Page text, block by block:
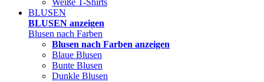
Weiße T-Shirts
BLUSEN
BLUSEN anzeigen
Blusen nach Farben
Blusen nach Farben anzeigen
Blaue Blusen
Bunte Blusen
Dunkle Blusen